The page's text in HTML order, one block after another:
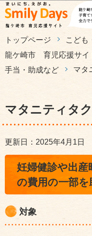
このペ
トップページ
こども
龍ケ崎市 育児応援サイ
手当・助成など
マタ
マタニティタ
更新日：2025年4月1日
妊婦健診や出
の費用の一部
対象